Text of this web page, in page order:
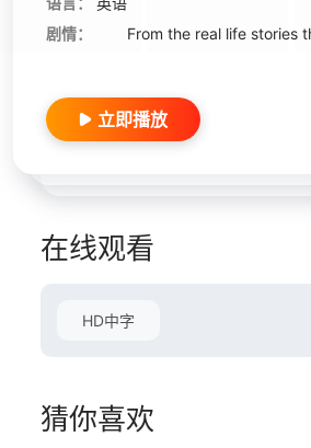
剧情：
From the real life stories
立即播放
在线观看
HD中字
猜你喜欢